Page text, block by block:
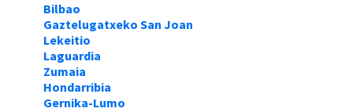
Bilbao
Gaztelugatxeko San Joan
Lekeitio
Laguardia
Zumaia
Hondarribia
Gernika-Lumo